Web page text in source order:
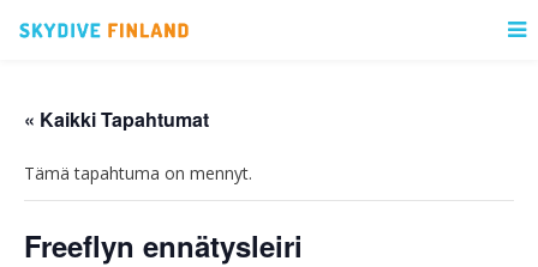
« Kaikki Tapahtumat
Tämä tapahtuma on mennyt.
Freeflyn ennätysleiri